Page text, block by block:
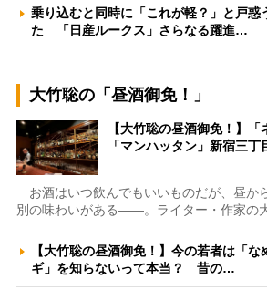
乗り込むと同時に「これが軽？」と戸惑
た 「日産ルークス」さらなる躍進…
大竹聡の「昼酒御免！」
【大竹聡の昼酒御免！】「
「マンハッタン」新宿三
お酒はいつ飲んでもいいものだが、昼か
別の味わいがある――。ライター・作家の
【大竹聡の昼酒御免！】今の若者は「
ギ」を知らないって本当？ 昔の…